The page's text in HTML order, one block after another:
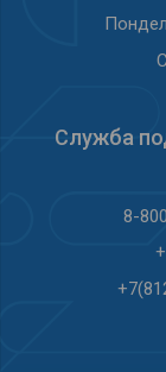
Служба
8-